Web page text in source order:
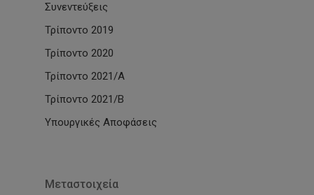
Συνεντεύξεις
Τρίποντο 2019
Τρίποντο 2020
Τρίποντο 2021/Α
Τρίποντο 2021/Β
Υπουργικές Αποφάσεις
Μεταστοιχεία